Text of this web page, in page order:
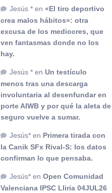
Jesús * en «El tiro deportivo
crea malos hábitos»: otra
excusa de los mediocres, que
ven fantasmas donde no los
hay.
Jesús * en Un testículo
menos tras una descarga
involuntaria al desenfundar en
porte AIWB y por qué la aleta de
seguro vuelve a sumar.
Jesús* en Primera tirada con
la Canik SFx Rival-S: los datos
confirman lo que pensaba.
Jesús* en Open Comunidad
Valenciana IPSC Lliria 04JUL26